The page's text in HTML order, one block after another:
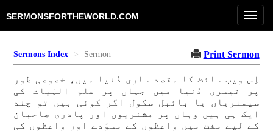
SERMONSFORTHEWORLD.COM
Sermons Index Sermon Print Sermon
اِس ویب سائٹ کا مقصد ساری دُنیا میں، خصوصی طور
پر تیسری دُنیا میں جہاں پر علم الہٰیات کی
سیمنریاں یا بائبل سکول اگر کوئی ہیں تو چند
ایک ہی ہیں وہاں پر مشنریوں اور پادری صاحبان
کے لیے مفت میں واعظوں کے مسوّدے اور واعظوں کی